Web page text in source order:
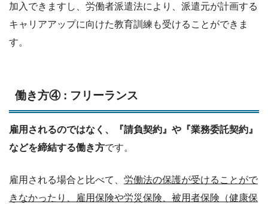
加入できますし、労働者派遣法により、派遣元が計画する
キャリアアップに向けた教育訓練も受けることができま
す。
働き方④ : フリーランス
雇用されるのではなく、『請負契約』や『業務委託契約』
などを締結する働き方です。
雇用される場合と比べて、 労働法の保護が受けることがで
きなかったり、雇用保険や労災保険、被用者保険（健康保